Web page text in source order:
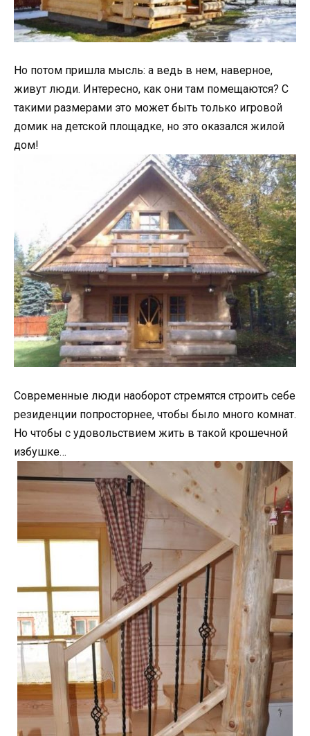
Но потом пришла мысль: а ведь в нем, наверное,
живут люди. Интересно, как они там помещаются? С
такими размерами это может быть только игровой
домик на детской площадке, но это оказался жилой
дом!
Современные люди наоборот стремятся строить себе
резиденции попросторнее, чтобы было много комнат.
Но чтобы с удовольствием жить в такой крошечной
избушке…